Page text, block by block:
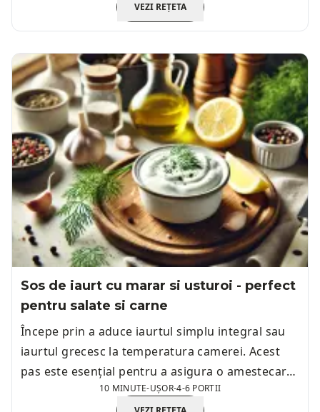
VEZI REȚETA
Sos de iaurt cu marar si usturoi - perfect
pentru salate si carne
Începe prin a aduce iaurtul simplu integral sau
iaurtul grecesc la temperatura camerei. Acest
pas este esențial pentru a asigura o amestecare
uniformă a ingredientelor.
10 MINUTE-UȘOR-4-6 PORTII